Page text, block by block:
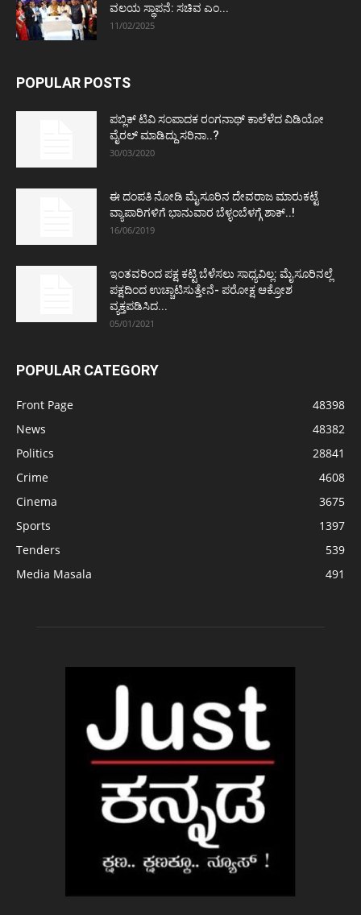
ವಲಯ ಸ್ಥಾಪನೆ: ಸಚಿವ ಎಂ...
11/02/2025
POPULAR POSTS
ಪಬ್ಲಿಕ್ ಟಿವಿ ಸಂಪಾದಕ ರಂಗನಾಥ್ ಕಾಲೆಳೆದ ವಿಡಿಯೋ
ವೈರಲ್ ಮಾಡಿದ್ದು ಸರಿನಾ..?
30/03/2020
ಈ ದಂಪತಿ ನೋಡಿ ಮೈಸೂರಿನ ದೇವರಾಜ ಮಾರುಕಟ್ಟೆ
ವ್ಯಾಪಾರಿಗಳಿಗೆ ಭಾನುವಾರ ಬೆಳ್ಳಂಬೆಳಗ್ಗೆ ಶಾಕ್..!
16/06/2019
ಇಂತವರಿಂದ ಪಕ್ಷ ಕಟ್ಟಿ ಬೆಳೆಸಲು ಸಾಧ್ಯವಿಲ್ಲ: ಮೈಸೂರಿನಲ್ಲೆ
ಪಕ್ಷದಿಂದ ಉಚ್ಚಾಟಿಸುತ್ತೇನೆ- ಪರೋಕ್ಷ ಆಕ್ರೋಶ
ವ್ಯಕ್ತಪಡಿಸಿದ...
05/01/2021
POPULAR CATEGORY
Front Page
48398
News
48382
Politics
28841
Crime
4608
Cinema
3675
Sports
1397
Tenders
539
Media Masala
491